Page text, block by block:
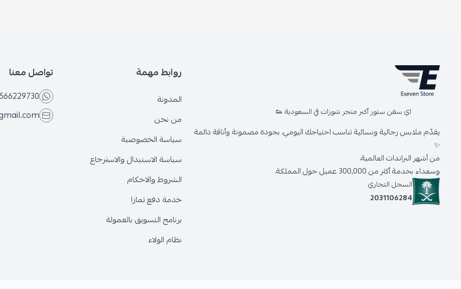
اي سفن ستور أكبر متجر شوزات في السعودية 👟
يقدّم ملابس رجالية ونسائية تناسب احتياجك اليومي، بجودة مضمونة وأناقة دائمة
✨
من أشهر البراندات العالمية،
وسعداء بخدمة أكثر من 300,000 عميل حول المملكة.
السجل التجاري
2031106284
روابط مهمة
المدونة
من نحن
سياسة الخصوصية
سياسة الاستبدال والاسترجاع
الشروط والاحكام
خدمة دفع تمارا
برنامج التسويق بالعمولة
نظام الولاء
تواصل معنا